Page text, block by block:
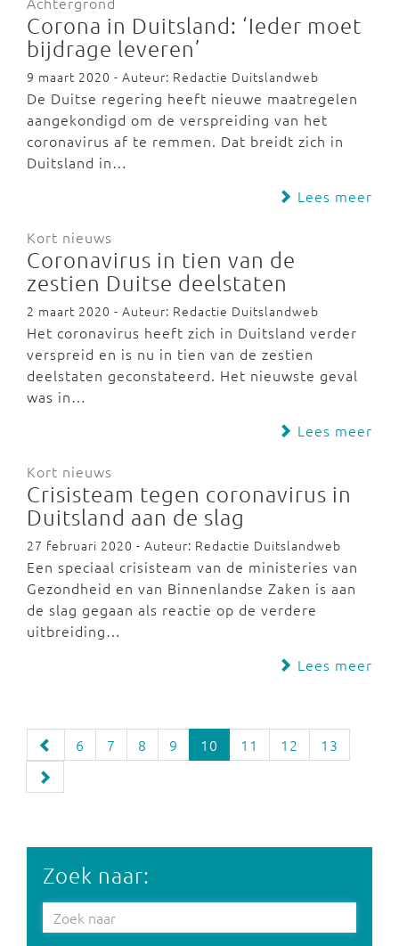
Corona in Duitsland: ‘Ieder moet
bijdrage leveren’
9 maart 2020 - Auteur: Redactie Duitslandweb
De Duitse regering heeft nieuwe maatregelen
aangekondigd om de verspreiding van het
coronavirus af te remmen. Dat breidt zich in
Duitsland in…
Lees meer
Kort nieuws
Coronavirus in tien van de
zestien Duitse deelstaten
2 maart 2020 - Auteur: Redactie Duitslandweb
Het coronavirus heeft zich in Duitsland verder
verspreid en is nu in tien van de zestien
deelstaten geconstateerd. Het nieuwste geval
was in…
Lees meer
Kort nieuws
Crisisteam tegen coronavirus in
Duitsland aan de slag
27 februari 2020 - Auteur: Redactie Duitslandweb
Een speciaal crisisteam van de ministeries van
Gezondheid en van Binnenlandse Zaken is aan
de slag gegaan als reactie op de verdere
uitbreiding…
Lees meer
6 7 8 9 10 11 12 13
Zoek naar: